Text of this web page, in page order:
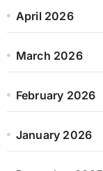
April 2026
March 2026
February 2026
January 2026